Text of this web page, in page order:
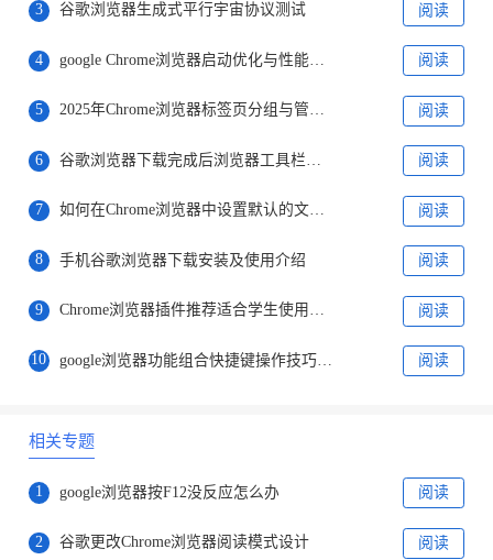
3 谷歌浏览器生成式平行宇宙协议测试 阅读
4 阅读
5 2025年Chrome浏览器标签页分组与管理技巧 阅读
6 阅读
7 如何在Chrome浏览器中设置默认的文件下载路径 阅读
8 手机谷歌浏览器下载安装及使用介绍 阅读
9 Chrome浏览器插件推荐适合学生使用的效率工具 阅读
10 google浏览器功能组合快捷键操作技巧教程 阅读
相关专题
1 google浏览器按F12没反应怎么办 阅读
2 谷歌更改Chrome浏览器阅读模式设计 阅读